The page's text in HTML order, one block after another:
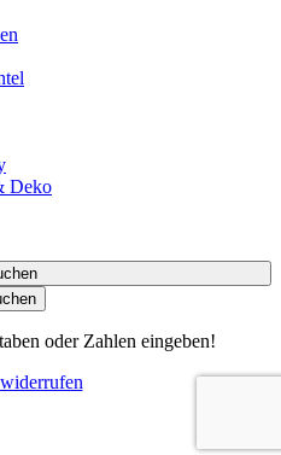
Deko
oder Zahlen eingeben!